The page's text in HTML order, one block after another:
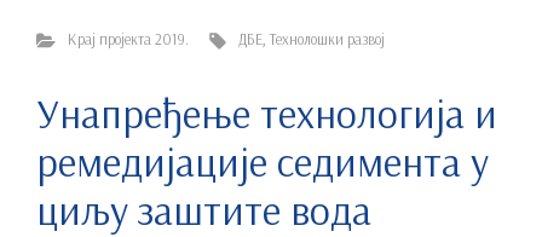
Крај пројекта 2019. ДБЕ ,Технолошки развој
Унапређење технологија и
ремедијације седимента у
циљу заштите вода